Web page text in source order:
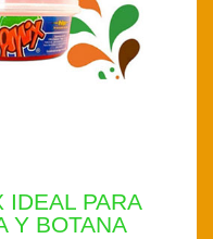
IDEAL PARA
Y BOTANA